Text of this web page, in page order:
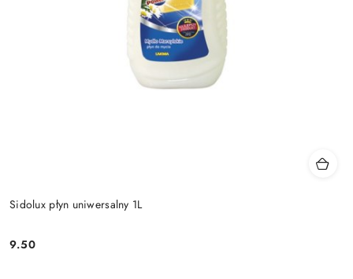
Sidolux płyn uniwersalny 1L
Cena:
9.50